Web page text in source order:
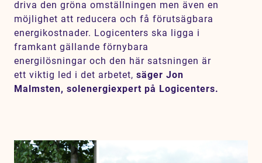
driva den gröna omställningen men även en
möjlighet att reducera och få förutsägbara
energikostnader. Logicenters ska ligga i
framkant gällande förnybara
energilösningar och den här satsningen är
ett viktig led i det arbetet, säger Jon
Malmsten, solenergiexpert på Logicenters.